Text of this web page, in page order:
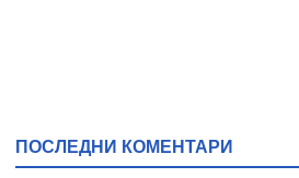
ПОСЛЕДНИ КОМЕНТАРИ